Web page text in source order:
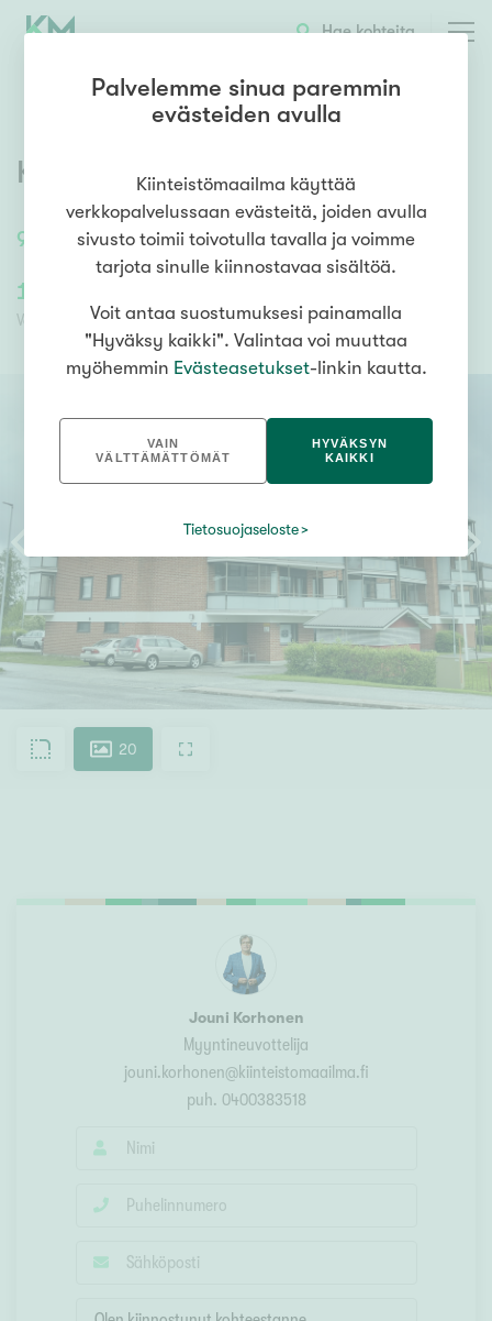
Hae kohteita
91,5 m²/91,5m² 4h, k, s
Kontionkatu 11,Kuhmo
115 000,00 €
Velaton hinta Myyntihinta
20
Jouni Korhonen
Myyntineuvottelija
jouni.korhonen@kiinteistomaailma.fi
puh. 0400383518
Palvelemme sinua paremmin
evästeiden avulla
Kiinteistömaailma käyttää
verkkopalvelussaan evästeitä, joiden avulla
sivusto toimii toivotulla tavalla ja voimme
tarjota sinulle kiinnostavaa sisältöä.
Voit antaa suostumuksesi painamalla
"Hyväksy kaikki". Valintaa voi muuttaa
myöhemmin Evästeasetukset-linkin kautta.
VAIN
VÄLTTÄMÄTTÖMÄT
HYVÄKSYN
KAIKKI
Tietosuojaseloste